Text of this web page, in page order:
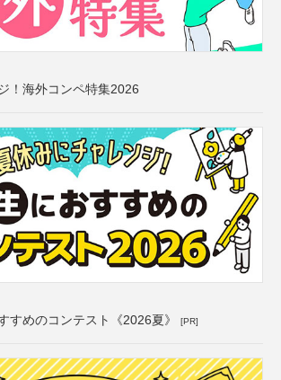
！海外コンペ特集2026
すめのコンテスト《2026夏》 [PR]